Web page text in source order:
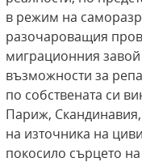
в режим на
разочароващия
миграционния
възможности за
по собствената си
Париж,
на източника на
покосило сърцето